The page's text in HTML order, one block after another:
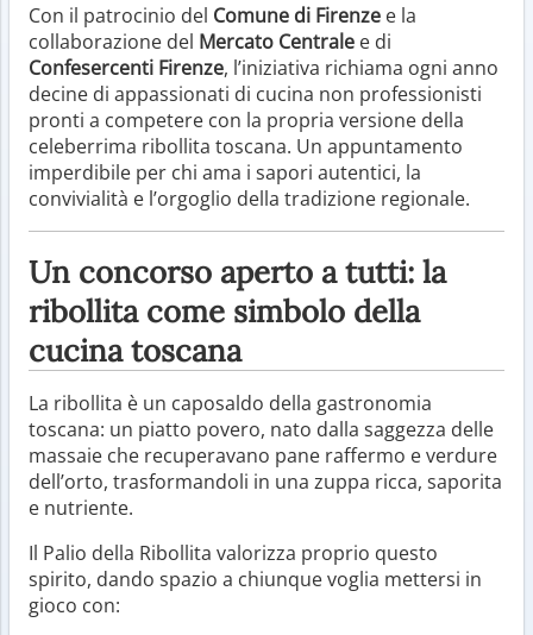
Con il patrocinio del Comune di Firenze e la
collaborazione del Mercato Centrale e di
Confesercenti Firenze, l’iniziativa richiama ogni anno
decine di appassionati di cucina non professionisti
pronti a competere con la propria versione della
celeberrima ribollita toscana. Un appuntamento
imperdibile per chi ama i sapori autentici, la
convivialità e l’orgoglio della tradizione regionale.
Un concorso aperto a tutti: la
ribollita come simbolo della
cucina toscana
La ribollita è un caposaldo della gastronomia
toscana: un piatto povero, nato dalla saggezza delle
massaie che recuperavano pane raffermo e verdure
dell’orto, trasformandoli in una zuppa ricca, saporita
e nutriente.
Il Palio della Ribollita valorizza proprio questo
spirito, dando spazio a chiunque voglia mettersi in
gioco con: